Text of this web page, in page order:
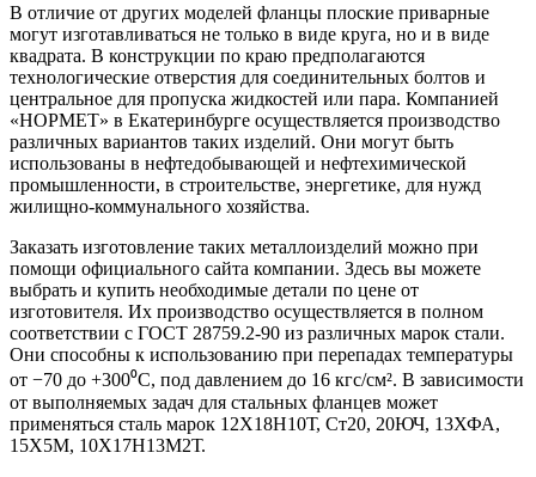
В отличие от других моделей фланцы плоские приварные
могут изготавливаться не только в виде круга, но и в виде
квадрата. В конструкции по краю предполагаются
технологические отверстия для соединительных болтов и
центральное для пропуска жидкостей или пара. Компанией
«НОРМЕТ» в Екатеринбурге осуществляется производство
различных вариантов таких изделий. Они могут быть
использованы в нефтедобывающей и нефтехимической
промышленности, в строительстве, энергетике, для нужд
жилищно-коммунального хозяйства.
Заказать изготовление таких металлоизделий можно при
помощи официального сайта компании. Здесь вы можете
выбрать и купить необходимые детали по цене от
изготовителя. Их производство осуществляется в полном
соответствии с ГОСТ 28759.2-90 из различных марок стали.
Они способны к использованию при перепадах температуры
от −70 до +300⁰C, под давлением до 16 кгс/см². В зависимости
от выполняемых задач для стальных фланцев может
применяться сталь марок 12Х18Н10Т, Ст20, 20ЮЧ, 13ХФА,
15Х5М, 10Х17Н13М2Т.